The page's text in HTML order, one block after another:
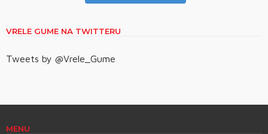
VRELE GUME NA TWITTERU
Tweets by @Vrele_Gume
MENU